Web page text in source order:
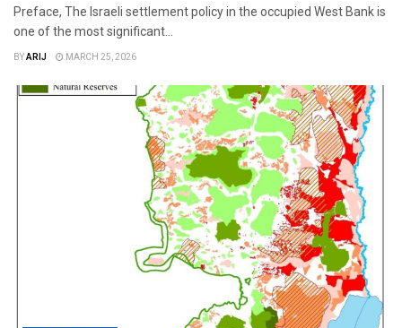
Preface, The Israeli settlement policy in the occupied West Bank is
one of the most significant...
BYARIJ MARCH 25, 2026